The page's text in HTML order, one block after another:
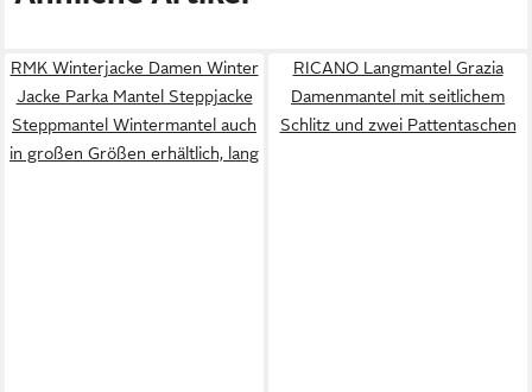
RMK Winterjacke Damen Winter
Jacke Parka Mantel Steppjacke
Steppmantel Wintermantel auch
in großen Größen erhältlich, lang
RICANO Langmantel Grazia
Damenmantel mit seitlichem
Schlitz und zwei Pattentaschen